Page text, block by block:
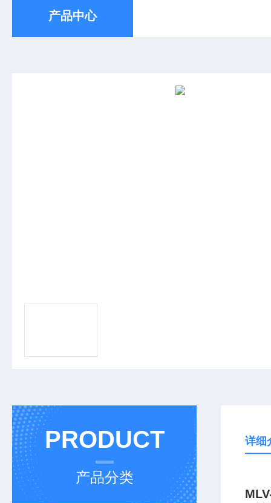
产品中心
PRODUCT
产品分类
详细